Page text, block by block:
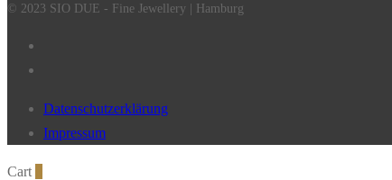
© 2023 SIO DUE - Fine Jewellery | Hamburg
Datenschutzerklärung
Impressum
Cart